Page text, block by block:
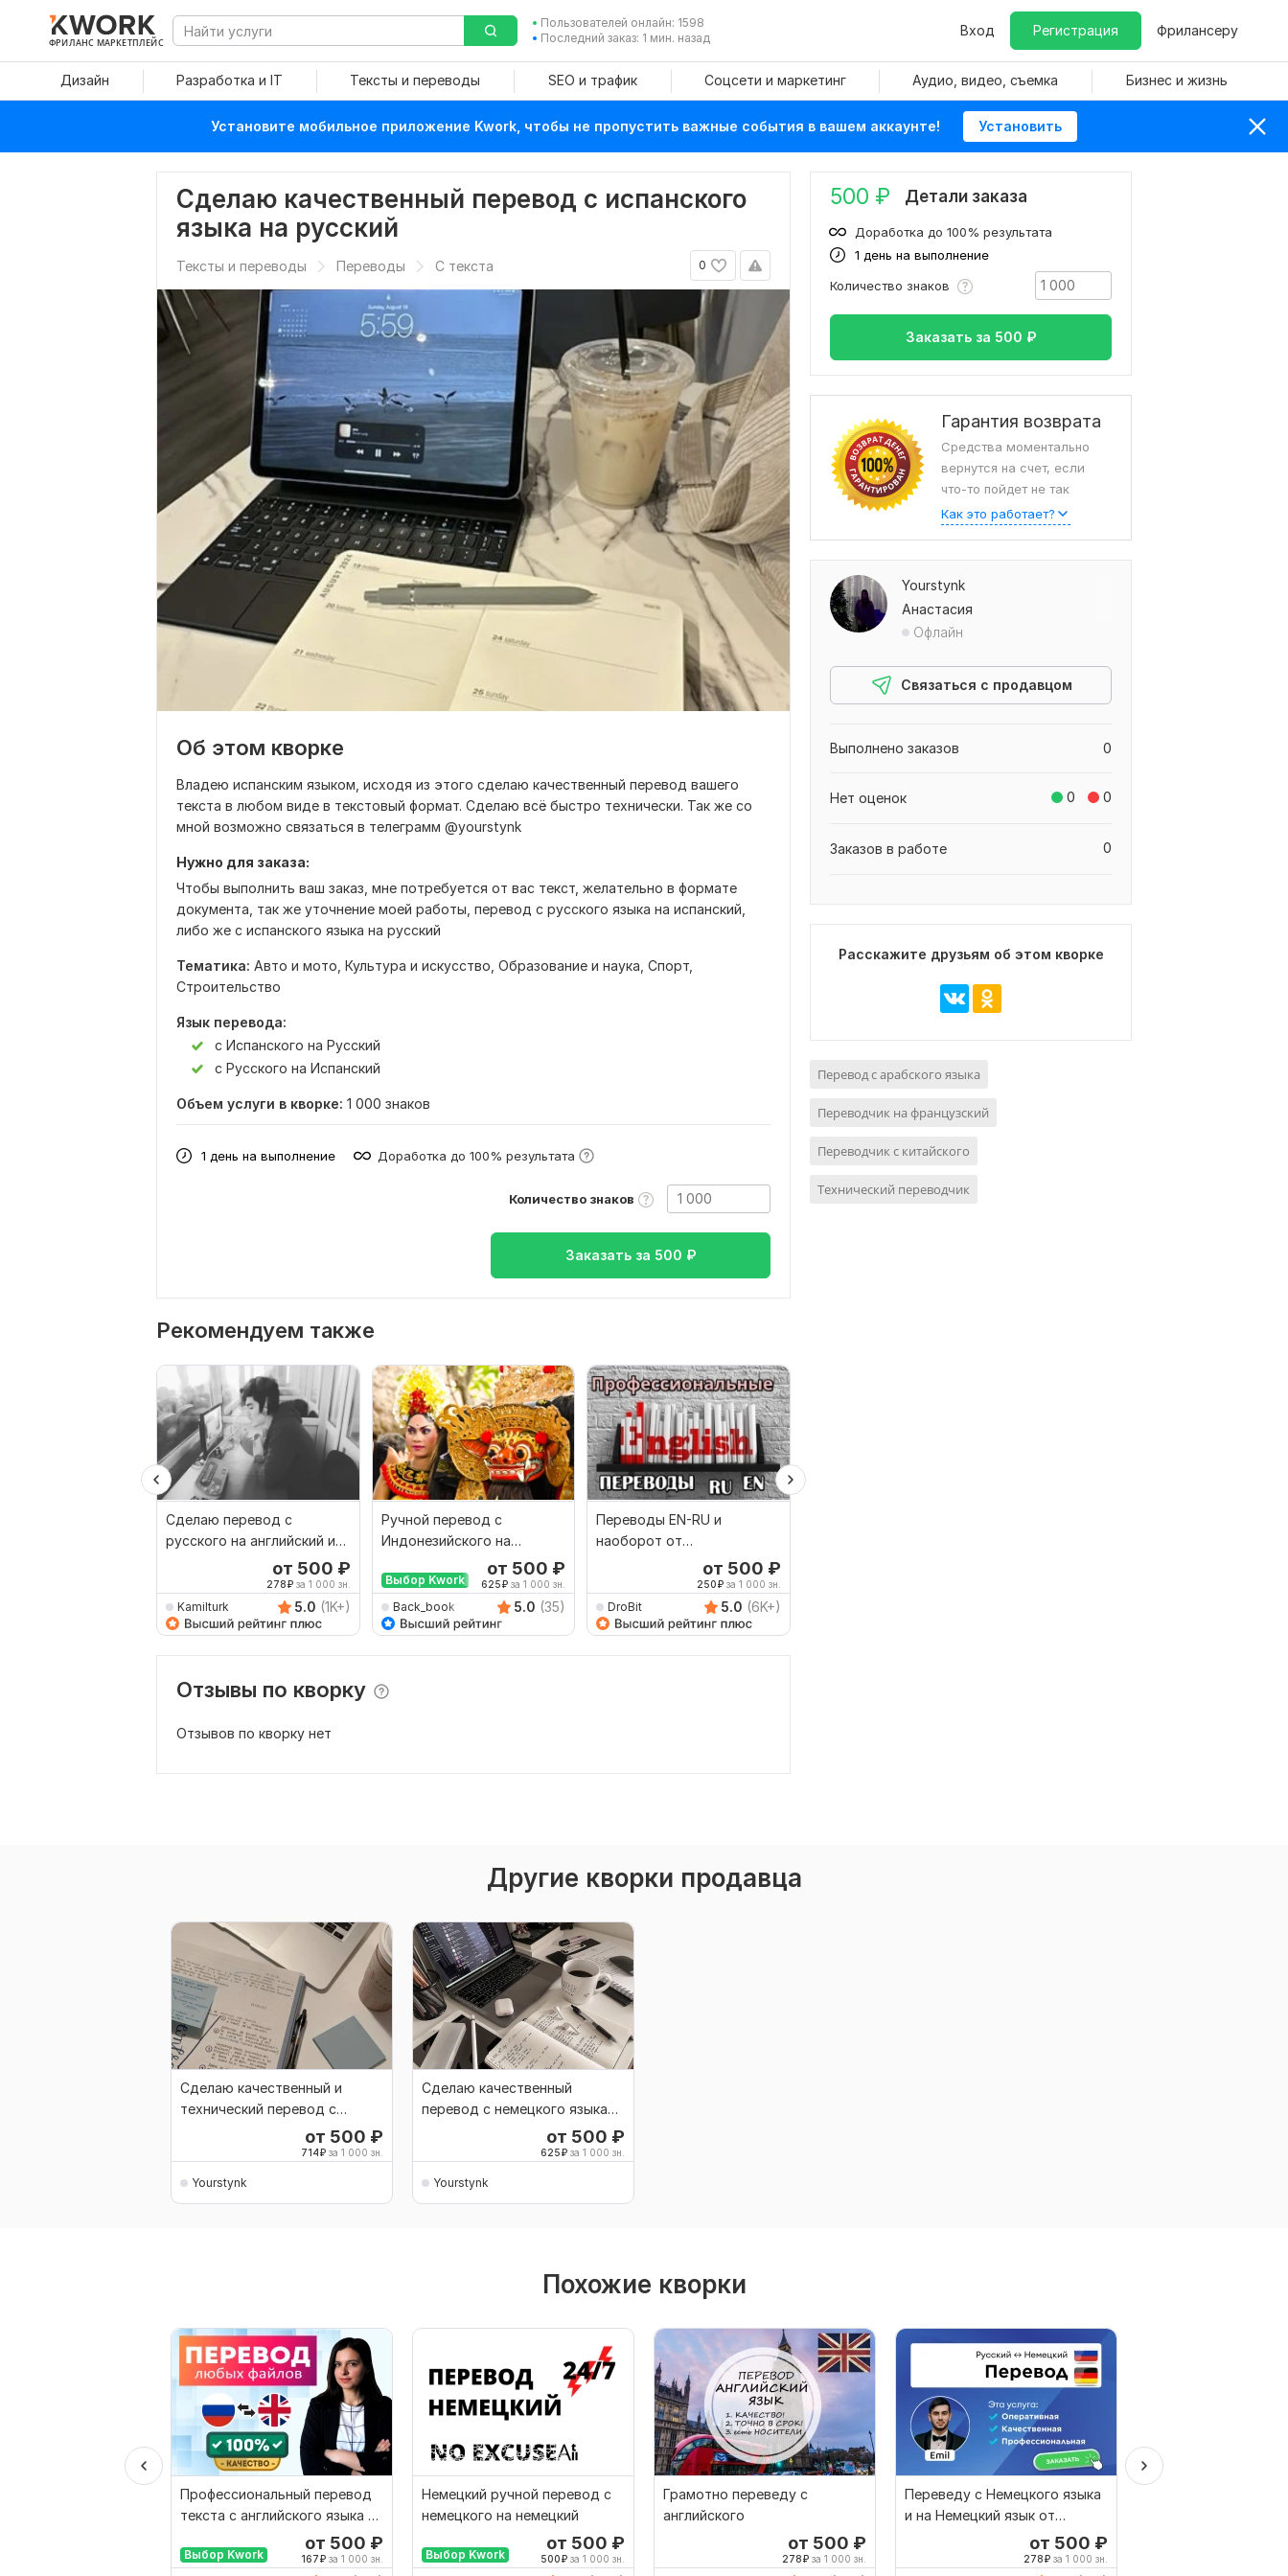
ФРИЛАНС МАРКЕТПЛЕЙС
Пользователей онлайн: 1598
Последний заказ: 1 мин. назад
Вход Регистрация Фрилансеру
Дизайн Разработка и IT Тексты и переводы SEO и трафик Соцсети и маркетинг Аудио, видео, съемка Бизнес и жизнь
Установите мобильное приложение Kwork, чтобы не пропустить важные события в вашем аккаунте! Установить
Сделаю качественный перевод с испанского
языка на русский
0
Тексты и переводы Переводы С текста
Об этом кворке
Владею испанским языком, исходя из этого сделаю качественный перевод вашего
текста в любом виде в текстовый формат. Сделаю всё быстро технически. Так же со
мной возможно связаться в телеграмм @yourstynk
Нужно для заказа:
Чтобы выполнить ваш заказ, мне потребуется от вас текст, желательно в формате
документа, так же уточнение моей работы, перевод с русского языка на испанский,
либо же с испанского языка на русский
Тематика: Авто и мото, Культура и искусство, Образование и наука, Спорт,
Строительство
Язык перевода:
с Испанского на Русский
с Русского на Испанский
Объем услуги в кворке: 1 000 знаков
1 день на выполнение Доработка до 100% результата
Количество знаков
Заказать за 500 ₽
Рекомендуем также
Сделаю перевод с
русского на английский и
от 500 ₽
278₽за 1 000 зн.
Kamilturk 5.0 (1K+)
Ручной перевод с
Индонезийского на
Русский и наоборот
Выбор Kwork
от 500 ₽
625₽ за 1 000 зн.
Back_book 5.0 (35)
Переводы EN-RU и
наоборот от
от 500 ₽
250₽за 1 000 зн.
DroBit 5.0 (6K+)
Отзывы по кворку
Отзывов по кворку нет
500 ₽ Детали заказа
1 день на выполнение
Доработка до 100% результата
Количество знаков
Заказать за 500 ₽
Гарантия возврата
Средства моментально
вернутся на счет, если
что-то пойдет не так
Как это работает?
Yourstynk
Анастасия
Офлайн
Связаться с продавцом
0
Выполнено заказов
0 0
Нет оценок
0
Заказов в работе
Расскажите друзьям об этом кворке
Перевод с арабского языка
Переводчик на французский
Переводчик с китайского
Технический переводчик
Другие кворки продавца
Сделаю качественный и
технический перевод с
английского на русский
от 500 ₽
714₽ за 1 000 зн.
Yourstynk
Сделаю качественный
перевод с немецкого языка
от 500 ₽
625₽ за 1 000 зн.
Yourstynk
Похожие кворки
Профессиональный перевод
текста с английского языка на
Выбор Kwork
от 500 ₽
167₽ за 1 000 зн.
Немецкий ручной перевод с
немецкого на немецкий
Выбор Kwork
от 500 ₽
500₽ за 1 000 зн.
Грамотно переведу с
английского
от 500 ₽
278₽ за 1 000 зн.
Переведу с Немецкого языка
и на Немецкий язык от
от 500 ₽
278₽ за 1 000 зн.